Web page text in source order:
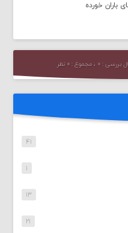
باران خورده
۴۱
۱
۱۳
۲۱